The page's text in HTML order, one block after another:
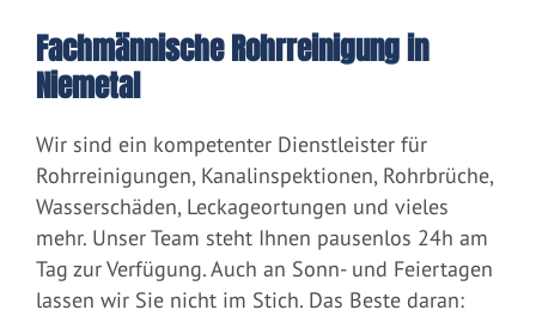
Fachmännische Rohrreinigung in
Niemetal
Wir sind ein kompetenter Dienstleister für
Rohrreinigungen, Kanalinspektionen, Rohrbrüche,
Wasserschäden, Leckageortungen und vieles
mehr. Unser Team steht Ihnen pausenlos 24h am
Tag zur Verfügung. Auch an Sonn- und Feiertagen
lassen wir Sie nicht im Stich. Das Beste daran: